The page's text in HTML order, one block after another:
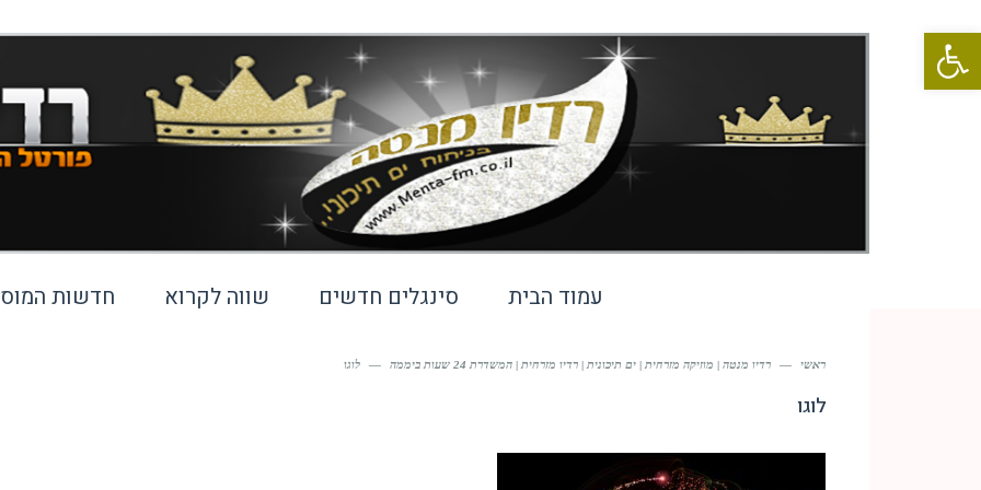
פתח סרגל נגישות
עמוד הבית סינגלים חדשים שווה לקרוא חדשות
ראשי — רדיו מנטה | מוזיקה מזרחית | ים תיכונית | רדיו מזרחית | המשדרת 24 שעות ביממה — לוגו
לוגו